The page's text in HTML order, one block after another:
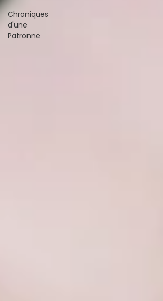
Chroniques
d'une
Patronne